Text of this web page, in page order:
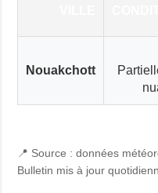
Nouakchott
📍 Source : données
Bulletin mis à jour